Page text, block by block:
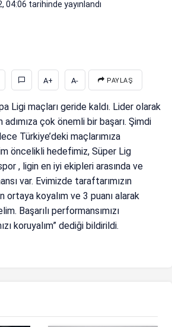
04:06 tarihinde yayınlandı
A+ A- PAYLAŞ
Ligi maçları geride kaldı. Lider olarak
çok önemli bir başarı. Şimdi
Türkiye’deki maçlarımıza
öncelikli hedefimiz, Süper Lig
, ligin en iyi ekipleri arasında ve
var. Evimizde taraftarımızın
ortaya koyalım ve 3 puanı alarak
Başarılı performansımızı
koruyalım” dediği bildirildi.